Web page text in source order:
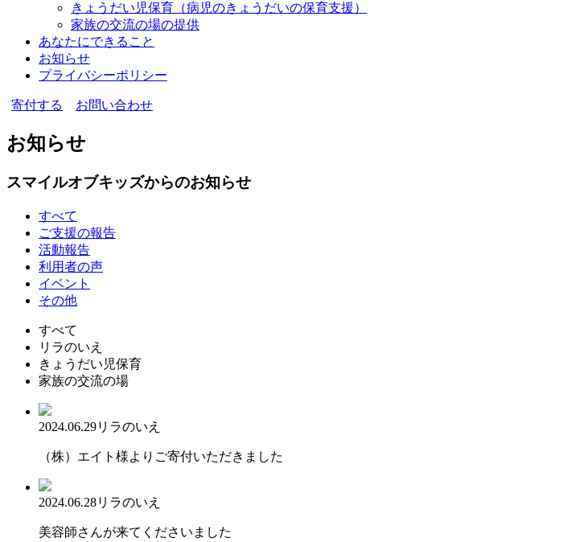
きょうだい児保育 （病児のきょうだいの保育支援）
家族の交流の場の提供
あなたにできること
お知らせ
プライバシーポリシー
寄付する お問い合わせ
お知らせ
スマイルオブキッズからのお知らせ
すべて
ご支援の報告
活動報告
利用者の声
イベント
その他
すべて
リラのいえ
きょうだい児保育
家族の交流の場
2024.06.29リラのいえ
（株）エイト様よりご寄付いただきました
2024.06.28リラのいえ
美容師さんが来てくださいました